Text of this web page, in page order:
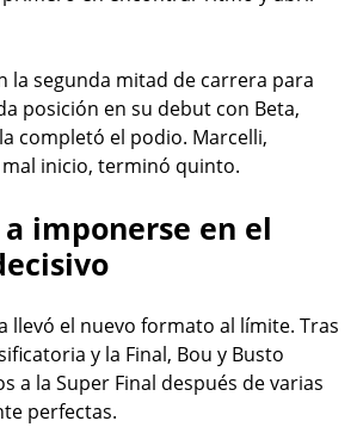
la segunda mitad de carrera para
posición en su debut con Beta,
completó el podio. Marcelli,
inicio, terminó quinto.
imponerse en el
llevó el nuevo formato al límite. Tras
y la Final, Bou y Busto
a la Super Final después de varias
perfectas.